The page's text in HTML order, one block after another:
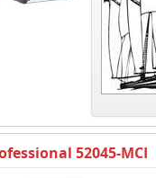
52045-MCI